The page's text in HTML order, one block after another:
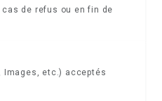
de refus ou en fin de
Images, etc.) acceptés